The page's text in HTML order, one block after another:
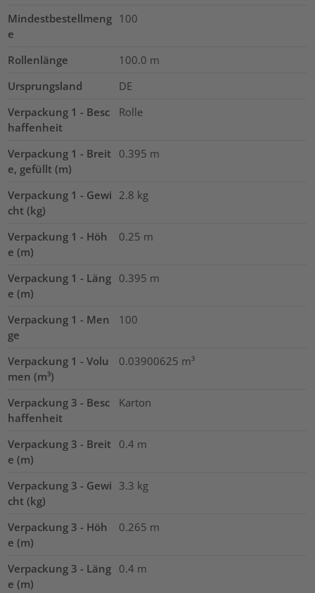
Mindestbestellmeng
e
100
Rollenlänge 100.0 m
Ursprungsland
DE
Verpackung 1 - Besc
haffenheit
Rolle
Verpackung 1 - Breit
e, gefüllt (m)
0.395 m
Verpackung 1 - Gewi
cht (kg)
2.8 kg
Verpackung 1 - Höh
e (m)
0.25 m
Verpackung 1 - Läng
e (m)
0.395 m
Verpackung 1 - Men
ge
100
Verpackung 1 - Volu
men (m³)
0.03900625 m³
Verpackung 3 - Besc
haffenheit
Karton
Verpackung 3 - Breit
e (m)
0.4 m
Verpackung 3 - Gewi
cht (kg)
3.3 kg
Verpackung 3 - Höh
e (m)
0.265 m
Verpackung 3 - Läng
e (m)
0.4 m